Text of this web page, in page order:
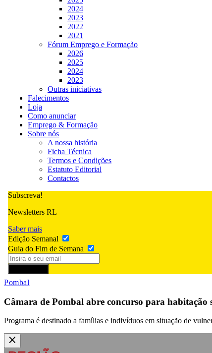
2024
2023
2022
2021
Fórum Emprego e Formação
2026
2025
2024
2023
Outras iniciativas
Falecimentos
Loja
Como anunciar
Emprego & Formação
Sobre nós
A nossa história
Ficha Técnica
Termos e Condições
Estatuto Editorial
Contactos
Subscreva!
Newsletters RL
Saber mais
Edição Semanal
Guia do Fim de Semana
Pombal
Câmara de Pombal abre concurso para habitação
Programa é destinado a famílias e indivíduos em situação de